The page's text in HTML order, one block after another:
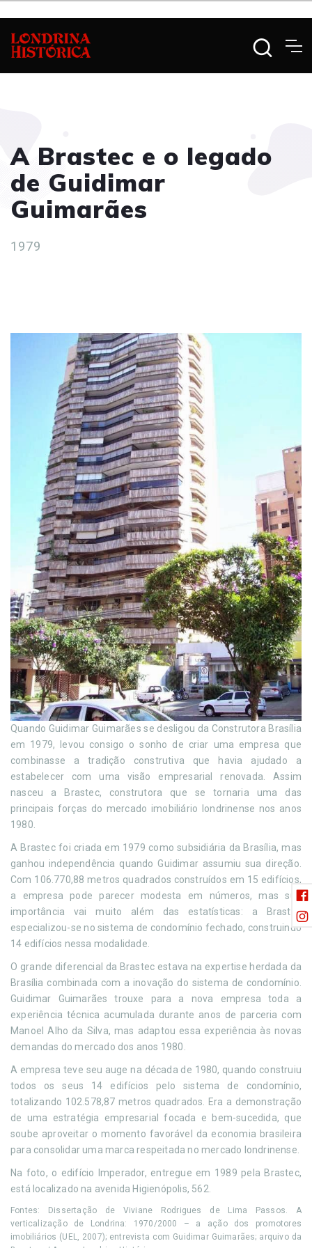
A Brastec e o legado
de Guidimar
Guimarães
1979
Quando Guidimar Guimarães se desligou da Construtora Brasília
em 1979, levou consigo o sonho de criar uma empresa que
combinasse a tradição construtiva que havia ajudado a
estabelecer com uma visão empresarial renovada. Assim
nasceu a Brastec, construtora que se tornaria uma das
principais forças do mercado imobiliário londrinense nos anos
1980.
A Brastec foi criada em 1979 como subsidiária da Brasília, mas
ganhou independência quando Guidimar assumiu sua direção.
Com 106.770,88 metros quadrados construídos em 15 edifícios,
a empresa pode parecer modesta em números, mas sua
importância vai muito além das estatísticas: a Brastec
especializou-se no sistema de condomínio fechado, construindo
14 edifícios nessa modalidade.
O grande diferencial da Brastec estava na expertise herdada da
Brasília combinada com a inovação do sistema de condomínio.
Guidimar Guimarães trouxe para a nova empresa toda a
experiência técnica acumulada durante anos de parceria com
Manoel Alho da Silva, mas adaptou essa experiência às novas
demandas do mercado dos anos 1980.
A empresa teve seu auge na década de 1980, quando construiu
todos os seus 14 edifícios pelo sistema de condomínio,
totalizando 102.578,87 metros quadrados. Era a demonstração
de uma estratégia empresarial focada e bem-sucedida, que
soube aproveitar o momento favorável da economia brasileira
para consolidar uma marca respeitada no mercado londrinense.
Na foto, o edifício Imperador, entregue em 1989 pela Brastec,
está localizado na avenida Higienópolis, 562.
Fontes: Dissertação de Viviane Rodrigues de Lima Passos. A
verticalização de Londrina: 1970/2000 – a ação dos promotores
imobiliários (UEL, 2007); entrevista com Guidimar Guimarães; arquivo da